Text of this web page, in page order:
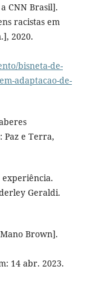
CNN Brasil].
racistas em
2020.
bisneta-de-
adaptacao-de-
Paz e Terra,
experiência.
Geraldi.
Brown].
14 abr. 2023.